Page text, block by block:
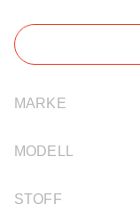
MARKE
MODELL
STOFF